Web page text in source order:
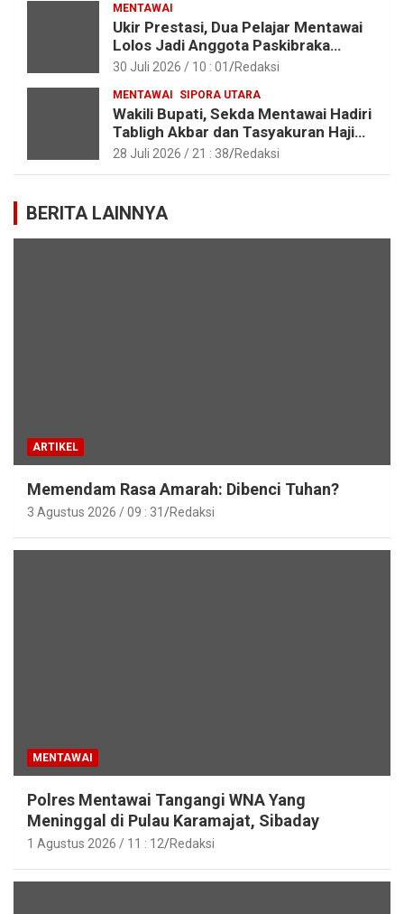
MENTAWAI
Ukir Prestasi, Dua Pelajar Mentawai
Lolos Jadi Anggota Paskibraka
Provinsi Sumbar
30 Juli 2026 / 10 : 01 Redaksi
MENTAWAI SIPORA UTARA
Wakili Bupati, Sekda Mentawai Hadiri
Tabligh Akbar dan Tasyakuran Haji
2026 di Kota Padang
28 Juli 2026 / 21 : 38 Redaksi
BERITA LAINNYA
ARTIKEL
Memendam Rasa Amarah: Dibenci Tuhan?
3 Agustus 2026 / 09 : 31 Redaksi
MENTAWAI
Polres Mentawai Tangangi WNA Yang
Meninggal di Pulau Karamajat, Sibaday
1 Agustus 2026 / 11 : 12 Redaksi